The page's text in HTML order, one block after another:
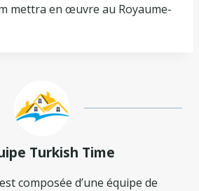
mettra en œuvre au Royaume-
Turkish Time
composée d’une équipe de